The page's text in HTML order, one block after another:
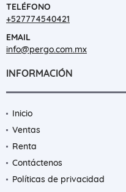
TELÉFONO
+527774540421
EMAIL
info@pergo.com.mx
INFORMACIÓN
Inicio
Ventas
Renta
Contáctenos
Políticas de privacidad